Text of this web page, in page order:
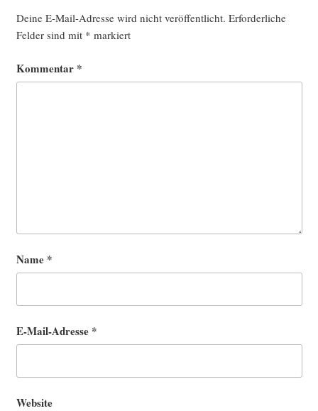
Deine E-Mail-Adresse wird nicht veröffentlicht. Erforderliche
Felder sind mit * markiert
Kommentar *
Name *
E-Mail-Adresse *
Website